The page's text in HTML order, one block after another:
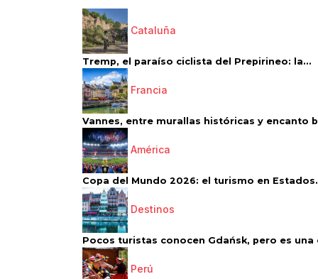
Cataluña
Tremp, el paraíso ciclista del Prepirineo: la...
Francia
Vannes, entre murallas históricas y encanto
América
Copa del Mundo 2026: el turismo en
Destinos
Pocos turistas conocen Gdańsk, pero es una
Perú